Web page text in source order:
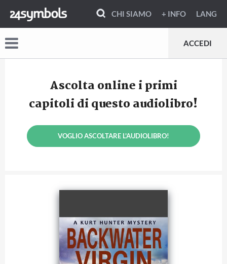
CHI SIAMO + INFO LANG
ACCEDI
Ascolta online i primi
capitoli di questo audiolibro!
VOGLIO ASCOLTARE L'AUDIOLIBRO!